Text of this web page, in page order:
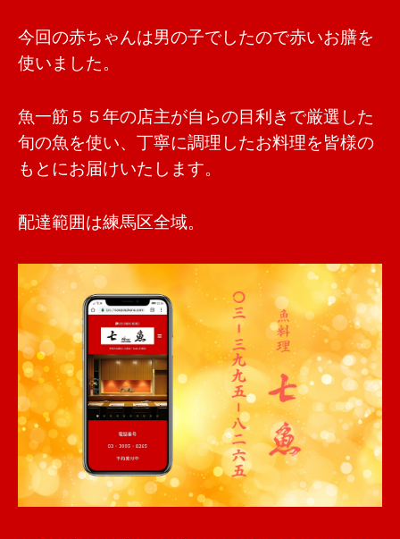
今回の赤ちゃんは男の子でしたので赤いお膳を
使いました。
魚一筋５５年の店主が自らの目利きで厳選した
旬の魚を使い、丁寧に調理したお料理を皆様の
もとにお届けいたします。
配達範囲は練馬区全域。